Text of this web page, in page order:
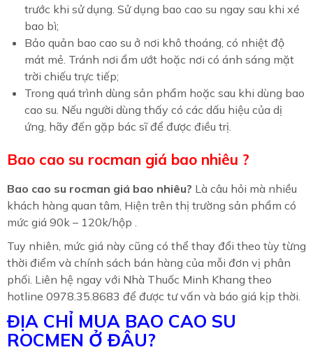
trước khi sử dụng. Sử dụng bao cao su ngay sau khi xé
bao bì;
Bảo quản bao cao su ở nơi khô thoáng, có nhiệt độ
mát mẻ. Tránh nơi ẩm ướt hoặc nơi có ánh sáng mặt
trời chiếu trực tiếp;
Trong quá trình dùng sản phẩm hoặc sau khi dùng bao
cao su. Nếu người dùng thấy có các dấu hiệu của dị
ứng, hãy đến gặp bác sĩ để được điều trị.
Bao cao su rocman giá bao nhiêu ?
Bao cao su rocman giá bao nhiêu? Là câu hỏi mà nhiều
khách hàng quan tâm, Hiện trên thị trường sản phẩm có
mức giá 90k – 120k/hộp .
Tuy nhiên, mức giá này cũng có thể thay đổi theo tùy từng
thời điểm và chính sách bán hàng của mỗi đơn vị phân
phối. Liên hệ ngay với Nhà Thuốc Minh Khang theo
hotline 0978.35.8683 để được tư vấn và báo giá kịp thời.
ĐỊA CHỈ MUA BAO CAO SU
ROCMEN Ở ĐÂU?